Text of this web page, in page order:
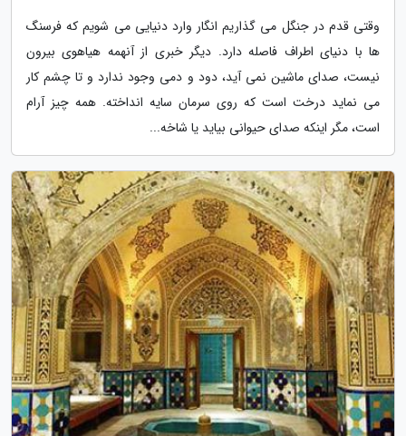
وقتی قدم در جنگل می گذاریم انگار وارد دنیایی می شویم که فرسنگ
ها با دنیای اطراف فاصله دارد. دیگر خبری از آنهمه هیاهوی بیرون
نیست، صدای ماشین نمی آید، دود و دمی وجود ندارد و تا چشم کار
می نماید درخت است که روی سرمان سایه انداخته. همه چیز آرام
است، مگر اینکه صدای حیوانی بیاید یا شاخه...